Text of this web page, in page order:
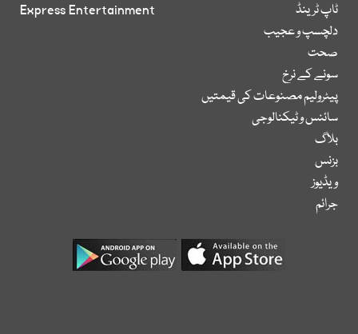
ٹاپ ٹرینڈ
دلچسپ و عجیب
صحت
سونے کے نرخ
پیٹرولیم مصنوعات کی قیمتیں
سائنس و ٹیکنالوجی
بلاگ
بزنس
ویڈیوز
جرائم
Express Entertainment